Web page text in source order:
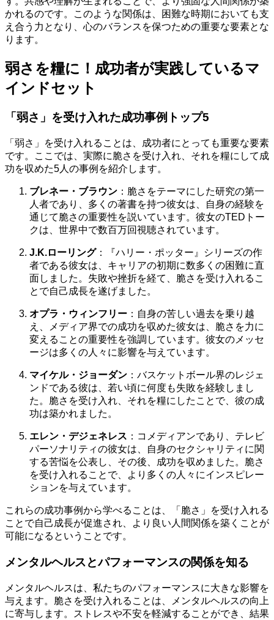
かれるのです。このような関係は、困難な時期においても支
え合う力となり、心のバランスを保つための重要な要素とな
ります。
弱さを糧に！成功者が実践しているマ
インドセット
「弱さ」を受け入れた成功事例トップ5
「弱さ」を受け入れることは、成功者にとっても重要な要素
です。ここでは、実際に脆さを受け入れ、それを糧にして成
功を収めた5人の事例を紹介します。
ブレネー・ブラウン ：脆さをテーマにした研究の第一
人者であり、多くの著書を持つ彼女は、自身の経験を
通じて脆さの重要性を説いています。彼女のTEDトー
クは、世界中で数百万回視聴されています。
J.K.ローリング：『ハリー・ポッター』シリーズの作
者である彼女は、キャリアの初期に数多くの困難に直
面しました。失敗や挫折を経て、脆さを受け入れるこ
とで自己成長を遂げました。
オプラ・ウィンフリー ：自身の苦しい過去を乗り越
え、メディア界での成功を収めた彼女は、脆さを力に
変えることの重要性を強調しています。彼女のメッセ
ージは多くの人々に影響を与えています。
マイケル・ジョーダン ：バスケットボール界のレジェ
ンドである彼は、若い頃に何度も失敗を経験しまし
た。脆さを受け入れ、それを糧にしたことで、彼の成
功は築かれました。
エレン・デジェネレス ：コメディアンであり、テレビ
パーソナリティの彼女は、自身のセクシャリティに関
する苦悩を公表し、その後、成功を収めました。脆さ
を受け入れることで、より多くの人々にインスピレー
ションを与えています。
これらの成功事例から学べることは、「脆さ」を受け入れる
ことで自己成長が促進され、より良い人間関係を築くことが
可能になるということです。
メンタルヘルスとパフォーマンスの関係を知る
メンタルヘルスは、私たちのパフォーマンスに大きな影響を
与えます。脆さを受け入れることは、メンタルヘルスの向上
に寄与します。ストレスや不安を軽減することができ、結果